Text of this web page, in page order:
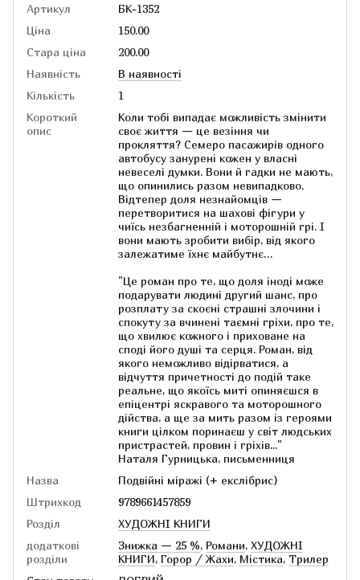
Артикул
БК-1352
Ціна
150.00
Стара ціна
200.00
Наявність
В наявності
Кількість
1
Короткий
опис
Коли тобі випадає можливість змінити
своє життя — це везіння чи
прокляття? Семеро пасажирів одного
автобусу занурені кожен у власні
невеселі думки. Вони й гадки не мають,
що опинились разом невипадково.
Відтепер доля незнайомців —
перетворитися на шахові фігури у
чиїсь незбагненній і моторошній грі. І
вони мають зробити вибір, від якого
залежатиме їхнє майбутнє…
"Це роман про те, що доля іноді може
подарувати людині другий шанс, про
розплату за скоєні страшні злочини і
спокуту за вчинені таємні гріхи, про те,
що хвилює кожного і приховане на
споді його душі та серця. Роман, від
якого неможливо відірватися, а
відчуття причетності до подій таке
реальне, що якоїсь миті опиняєшся в
епіцентрі яскравого та моторошного
дійства, а ще за мить разом із героями
книги цілком поринаєш у світ людських
пристрастей, провин і гріхів..."
Наталя Гурницька, письменниця
Назва
Подвійні міражі (+ екслібрис)
Штрихкод
9789661457859
Розділ
ХУДОЖНІ КНИГИ
додаткові
розділи
Знижка — 25 %, Романи, ХУДОЖНІ
КНИГИ, Горор / Жахи, Містика, Трилер